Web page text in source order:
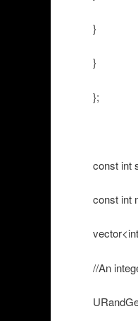
}
}
};
const int
const int
//An